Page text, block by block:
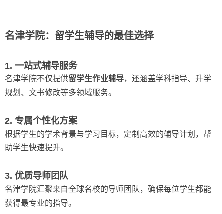
名津学院：留学生辅导的最佳选择
1. 一站式辅导服务
名津学院不仅提供留学生作业辅导，还涵盖学科指导、升学
规划、文书修改等多领域服务。
2. 专属个性化方案
根据学生的学术背景与学习目标，定制高效的辅导计划，帮
助学生快速提升。
3. 优质导师团队
名津学院汇聚来自全球名校的导师团队，确保每位学生都能
获得最专业的指导。